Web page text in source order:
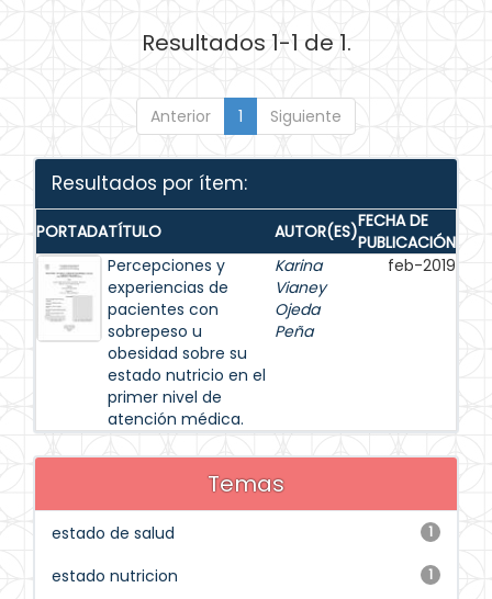
Resultados 1-1 de 1.
Anterior 1 Siguiente
Resultados por ítem:
PORTADATÍTULO AUTOR(ES)FECHA DE
PUBLICACIÓN
Percepciones y
experiencias de
pacientes con
sobrepeso u
obesidad sobre su
estado nutricio en el
primer nivel de
atención médica.
Karina
Vianey
Ojeda
Peña
feb-2019
Temas
1
estado de salud
1
estado nutricion